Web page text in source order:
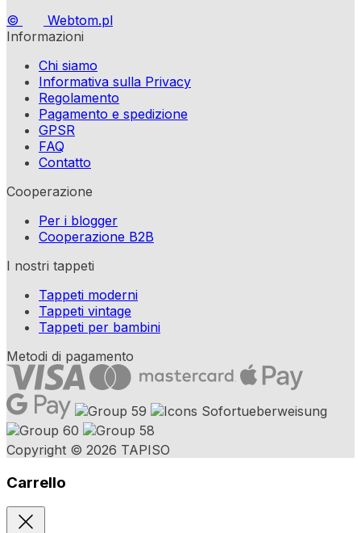
©
Webtom.pl
Informazioni
Chi siamo
Informativa sulla Privacy
Regolamento
Pagamento e spedizione
GPSR
FAQ
Contatto
Cooperazione
Per i blogger
Cooperazione B2B
I nostri tappeti
Tappeti moderni
Tappeti vintage
Tappeti per bambini
Metodi di pagamento
Copyright © 2026 TAPISO
Carrello